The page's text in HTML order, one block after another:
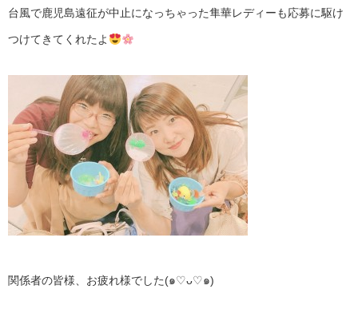
台風で鹿児島遠征が中止になっちゃった隼華レディーも応募に駆け
つけてきてくれたよ
関係者の皆様、お疲れ様でした(๑♡ᴗ♡๑)